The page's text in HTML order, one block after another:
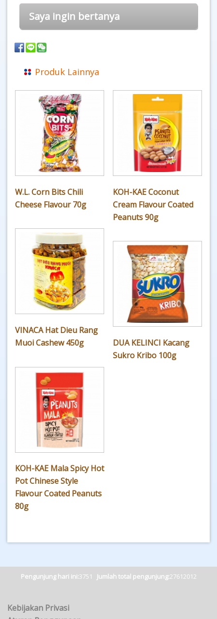
Saya ingin bertanya
Produk Lainnya
W.L. Corn Bits Chili
Cheese Flavour 70g
KOH-KAE Coconut
Cream Flavour Coated
Peanuts 90g
VINACA Hat Dieu Rang
Muoi Cashew 450g
DUA KELINCI Kacang
Sukro Kribo 100g
KOH-KAE Mala Spicy Hot
Pot Chinese Style
Flavour Coated Peanuts
80g
Pengunjung hari ini:3751 Jumlah total pengunjung:27612012
Kebijakan Privasi